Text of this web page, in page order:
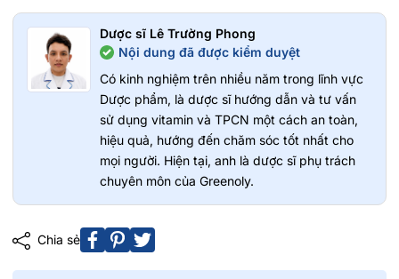
Dược sĩ Lê Trường Phong
Nội dung đã được kiểm duyệt
Có kinh nghiệm trên nhiều năm trong lĩnh vực
Dược phẩm, là dược sĩ hướng dẫn và tư vấn
sử dụng vitamin và TPCN một cách an toàn,
hiệu quả, hướng đến chăm sóc tốt nhất cho
mọi người. Hiện tại, anh là dược sĩ phụ trách
chuyên môn của Greenoly.
Chia sẻ